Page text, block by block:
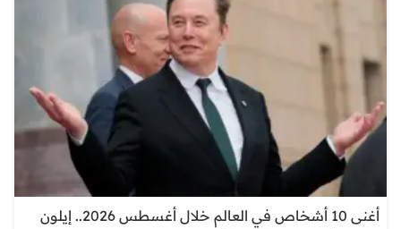
أغنى 10 أشخاص في العالم خلال أغسطس 2026.. إيلون